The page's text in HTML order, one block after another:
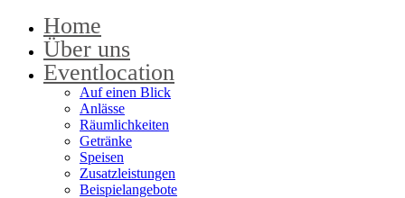
Home
Über uns
Eventlocation
Auf einen Blick
Anlässe
Räumlichkeiten
Getränke
Speisen
Zusatzleistungen
Beispielangebote